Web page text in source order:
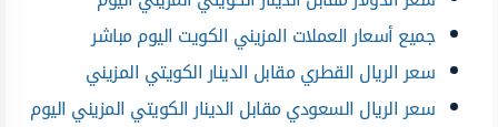
جميع أسعار العملات المزيني الكويت اليوم مباشر
سعر الريال القطري مقابل الدينار الكويتي المزيني
سعر الريال السعودي مقابل الدينار الكويتي المزيني اليوم